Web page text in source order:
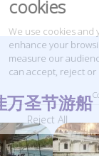
Consents certified by
Cookies Settings
万圣节游船